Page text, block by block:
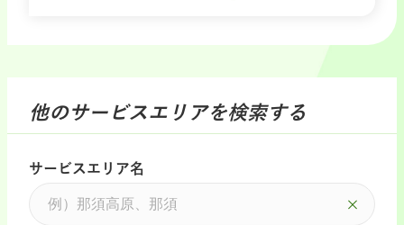
他のサービスエリアを検索する
サービスエリア名